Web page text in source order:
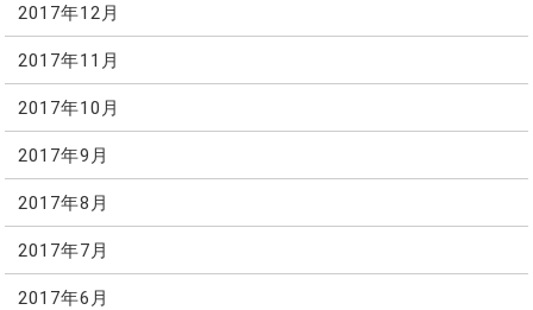
2017年12月
2017年11月
2017年10月
2017年9月
2017年8月
2017年7月
2017年6月